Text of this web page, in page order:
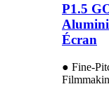
P1.5
Écran
● Fine-